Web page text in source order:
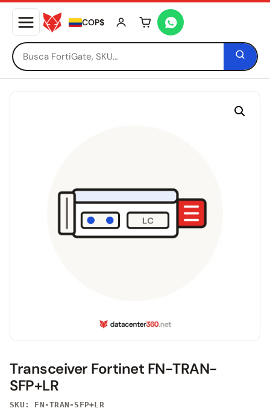
COP$ Tu carrito está vacío
Transceiver Fortinet FN-TRAN-
SFP+LR
SKU: FN-TRAN-SFP+LR